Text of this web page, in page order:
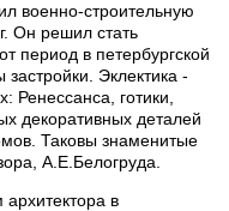
военно-строительную
Он решил стать
период в петербургской
Эклектика -
Ренессанса, готики,
декоративных деталей
Таковы знаменитые
А.Е.Белогруда.
в